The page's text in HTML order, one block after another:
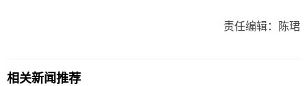
责任编辑：陈珺
相关新闻推荐